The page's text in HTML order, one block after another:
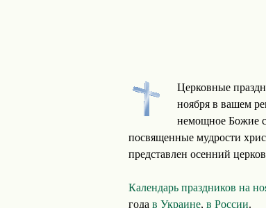
Церковные
ноября в вашем
немощное Божие
посвященные мудрости
представлен осенний
Календарь праздников на
года в Украине, в России.